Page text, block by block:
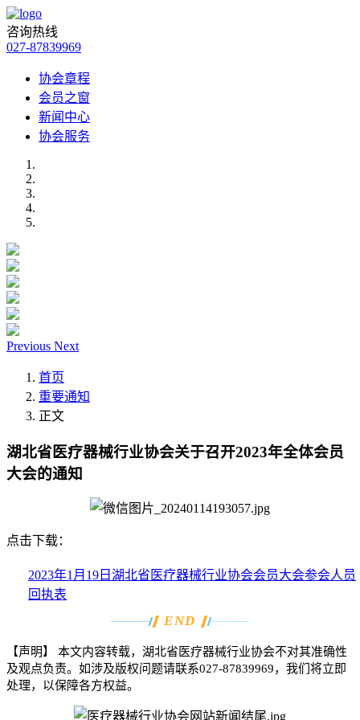
咨询热线
027-87839969
协会章程
会员之窗
新闻中心
协会服务
Previous Next
首页
重要通知
正文
湖北省医疗器械行业协会关于召开2023年全体会员
大会的通知
点击下载：
2023年1月19日湖北省医疗器械行业协会会员大会参会人员
回执表
END
【声明】
本文内容转载，湖北省医疗器械行业协会不对其准确性
及观点负责。如涉及版权问题请联系027-87839969，我们将立即
处理，以保障各方权益。